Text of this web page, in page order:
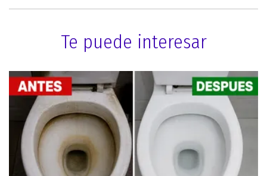
Te puede interesar